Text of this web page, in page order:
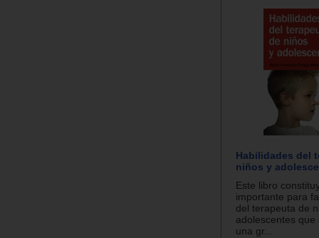
Habilidades del
niños y
Este libro
importante para
del terapeuta de
adolescentes
una gr...